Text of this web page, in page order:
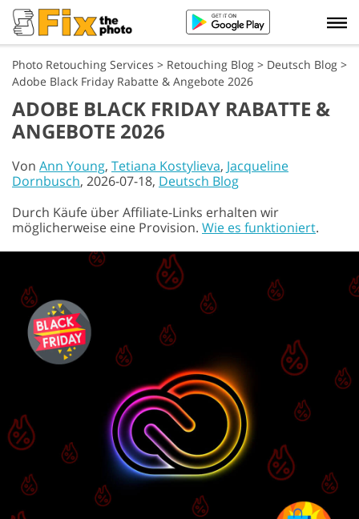
Photo Retouching Services > Retouching Blog > Deutsch Blog >
Adobe Black Friday Rabatte & Angebote 2026
ADOBE BLACK FRIDAY RABATTE &
ANGEBOTE 2026
Von Ann Young, Tetiana Kostylieva, Jacqueline
Dornbusch, 2026-07-18, Deutsch Blog
Durch Käufe über Affiliate-Links erhalten wir
möglicherweise eine Provision. Wie es funktioniert.